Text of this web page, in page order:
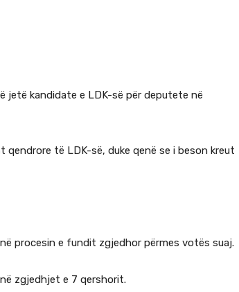
jetë kandidate e LDK-së për deputete në
të LDK-së, duke qenë se i beson kreut
procesin e fundit zgjedhor përmes votës suaj.
zgjedhjet e 7 qershorit.